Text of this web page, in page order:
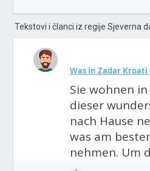
Tekstovi i članci iz regije Sjeverna
Was in Zadar
Sie wohnen
dieser
nach Hause
was am
nehmen. Um